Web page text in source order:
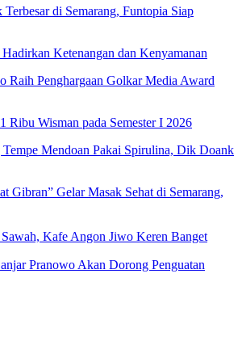
di Semarang, Funtopia Siap
Ketenangan dan Kenyamanan
Raih Penghargaan Golkar Media Award
Wisman pada Semester I 2026
Mendoan Pakai Spirulina, Dik Doank
Gibran” Gelar Masak Sehat di Semarang,
Kafe Angon Jiwo Keren Banget
Pranowo Akan Dorong Penguatan